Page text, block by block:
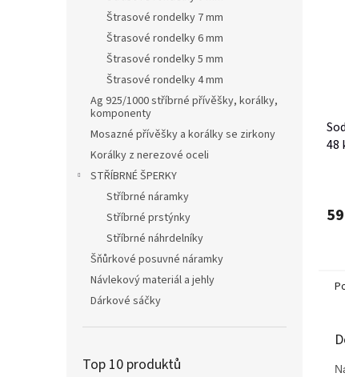
Štrasové rondelky 7 mm
Štrasové rondelky 6 mm
Štrasové rondelky 5 mm
Štrasové rondelky 4 mm
Ag 925/1000 stříbrné přívěšky, korálky,
komponenty
Mosazné přívěšky a korálky se zirkony
Korálky z nerezové oceli
STŘÍBRNÉ ŠPERKY
Stříbrné náramky
Stříbrné prstýnky
Stříbrné náhrdelníky
Šňůrkové posuvné náramky
Návlekový materiál a jehly
Dárkové sáčky
Top 10 produktů
48